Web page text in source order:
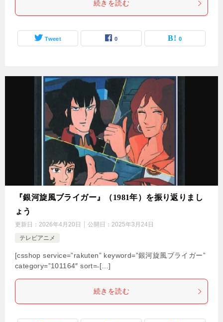
続きを読む
Tweet 0 0
『銀河旋風ブライガー』（1981年）を振り返りまし
ょう
更新日： 2026年4月20日 公開日： 2025年3月24日
テレビアニメ
[csshop service=”rakuten” keyword=”銀河旋風ブライガー”
category=”101164″ sort=̶ […]
続きを読む